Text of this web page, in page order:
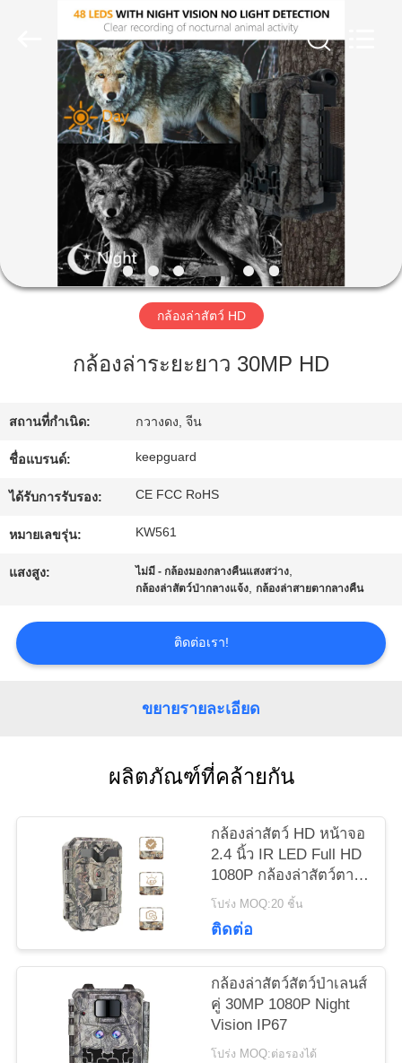
สินค้า
ทัวร์
โรงงาน
การ
คุณภาพ
ข่าว
แผนผัง
เว็บไซต์
กล้องล่าสัตว์ HD
กล้องล่าระยะยาว 30MP HD
สถานที่กำเนิด: กวางดง, จีน
ชื่อแบรนด์: keepguard
ได้รับการรับรอง: CE FCC RoHS
หมายเลขรุ่น: KW561
แสงสูง: ไม่มี - กล้องมองกลางคืนแสงสว่าง,
กล้องล่าสัตว์ป่ากลางแจ้ง, กล้องล่าสายตากลางคืน
ติดต่อเรา!
ขยายรายละเอียด
ผลิตภัณฑ์ที่คล้ายกัน
กล้องล่าสัตว์ HD หน้าจอ
2.4 นิ้ว IR LED Full HD
1080P กล้องล่าสัตว์ตาม
ทาง
โปร่ง MOQ:20 ชิ้น
ติดต่อ
กล้องล่าสัตว์สัตว์ป่าเลนส์
คู่ 30MP 1080P Night
Vision IP67
โปร่ง MOQ:ต่อรองได้